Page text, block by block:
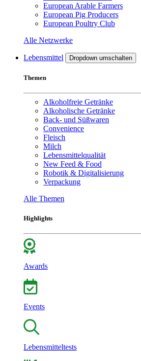
European Arable Farmers
European Pig Producers
European Poultry Club
Alle Netzwerke
Lebensmittel Dropdown umschalten
Themen
Alkoholfreie Getränke
Alkoholische Getränke
Back- und Süßwaren
Convenience
Fleisch
Milch
Lebensmittelqualität
New Feed & Food
Robotik & Digitalisierung
Verpackung
Alle Themen
Highlights
Awards
Events
Lebensmitteltests